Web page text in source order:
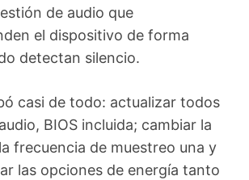
de audio que
el dispositivo de forma
detectan silencio.
casi de todo: actualizar todos
BIOS incluida; cambiar la
frecuencia de muestreo una y
las opciones de energía tanto